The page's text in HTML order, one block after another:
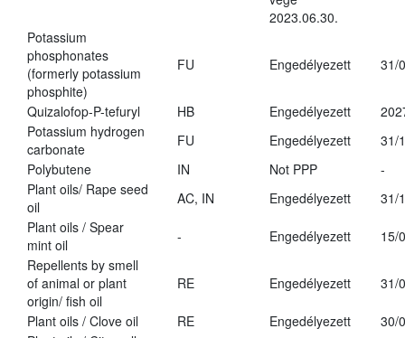
2023.06.30.
Potassium
phosphonates
(formerly potassium
phosphite)
FU Engedélyezett 31/
Quizalofop-P-tefuryl HB Engedélyezett
Potassium hydrogen
carbonate
FU Engedélyezett
31/
Polybutene
IN Not PPP
-
Plant oils/ Rape seed
oil
AC, IN Engedélyezett
31/
Plant oils / Spear
mint oil
- Engedélyezett
15/
Repellents by smell
of animal or plant
origin/ fish oil
RE Engedélyezett 31/
Plant oils / Clove oil RE Engedélyezett
30/